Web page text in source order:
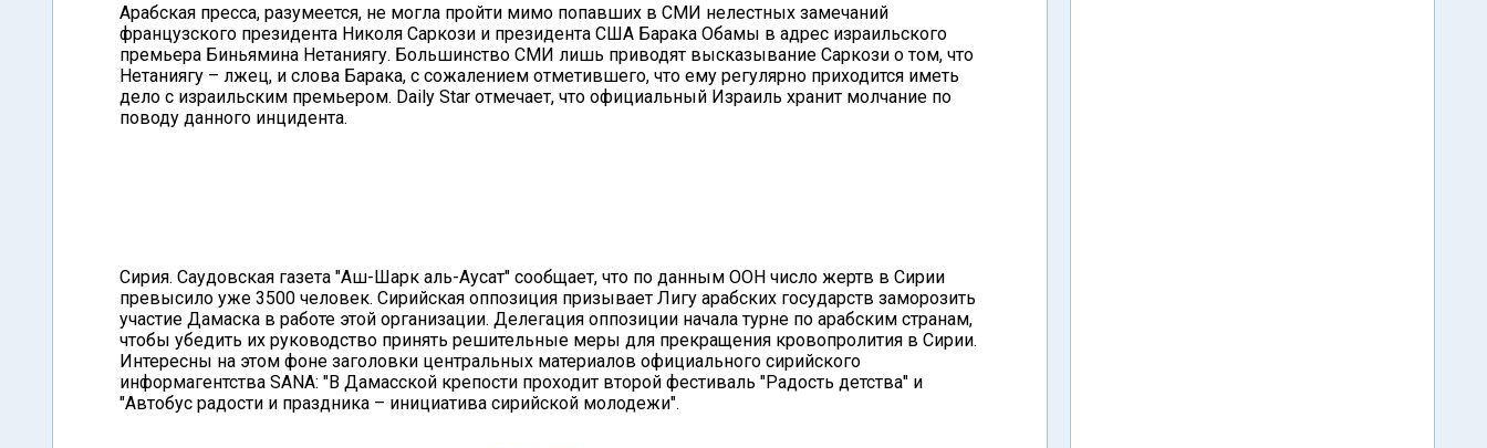
Арабская пресса, разумеется, не могла пройти мимо попавших в СМИ нелестных замечаний
французского президента Николя Саркози и президента США Барака Обамы в адрес израильского
премьера Биньямина Нетаниягу. Большинство СМИ лишь приводят высказывание Саркози о том, что
Нетаниягу – лжец, и слова Барака, с сожалением отметившего, что ему регулярно приходится иметь
дело с израильским премьером. Daily Star отмечает, что официальный Израиль хранит молчание по
поводу данного инцидента.
Сирия. Саудовская газета "Аш-Шарк аль-Аусат" сообщает, что по данным ООН число жертв в Сирии
превысило уже 3500 человек. Сирийская оппозиция призывает Лигу арабских государств заморозить
участие Дамаска в работе этой организации. Делегация оппозиции начала турне по арабским странам,
чтобы убедить их руководство принять решительные меры для прекращения кровопролития в Сирии.
Интересны на этом фоне заголовки центральных материалов официального сирийского
информагентства SANA: "В Дамасской крепости проходит второй фестиваль "Радость детства" и
"Автобус радости и праздника – инициатива сирийской молодежи".